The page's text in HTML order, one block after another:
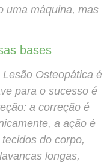
uma máquina, mas
bases
Lesão Osteopática é
para o sucesso é
a correção é
a ação é
do corpo,
longas,